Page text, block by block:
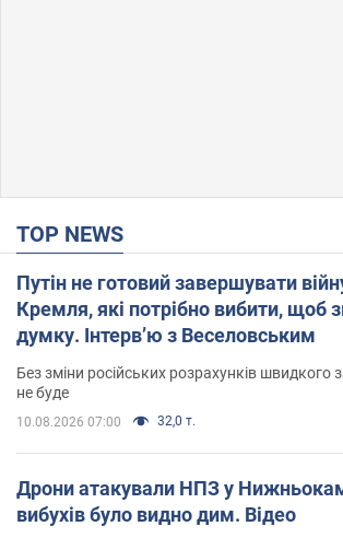
TOP NEWS
Путін не готовий завершувати
Кремля, які потрібно вибити, щоб
думку. Інтерв’ю з Веселовським
Без зміни російських розрахунків швидкого
не буде
10.08.2026 07:00 32,0 т.
Дрони атакували НПЗ у
вибухів було видно дим. Відео